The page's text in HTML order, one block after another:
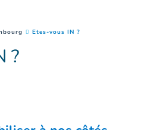
Etes-vous IN ?
?